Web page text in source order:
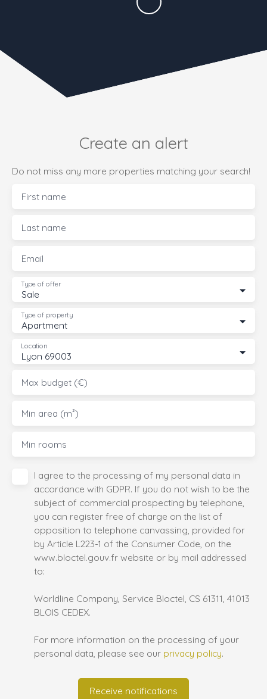
Create an alert
Do not miss any more properties matching your search!
First name
Last name
Email
Sale
Type of offer
Apartment
Type of property
Lyon 69003
Location
Max budget (€)
Min area (m²)
Min rooms
I agree to the processing of my personal data in
accordance with GDPR. If you do not wish to be the
subject of commercial prospecting by telephone,
you can register free of charge on the list of
opposition to telephone canvassing, provided for
by Article L223-1 of the Consumer Code, on the
www.bloctel.gouv.fr website or by mail addressed
to:
Worldline Company, Service Bloctel, CS 61311, 41013
BLOIS CEDEX.
For more information on the processing of your
personal data, please see our privacy policy.
Receive notifications